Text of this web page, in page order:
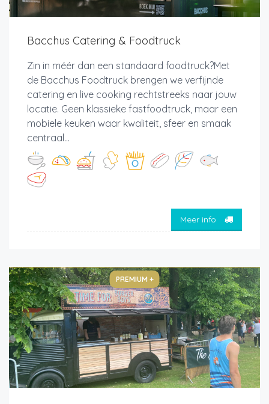
Bacchus Catering & Foodtruck
Zin in méér dan een standaard foodtruck?Met
de Bacchus Foodtruck brengen we verfijnde
catering en live cooking rechtstreeks naar jouw
locatie. Geen klassieke fastfoodtruck, maar een
mobiele keuken waar kwaliteit, sfeer en smaak
centraal...
Meer info
PREMIUM +